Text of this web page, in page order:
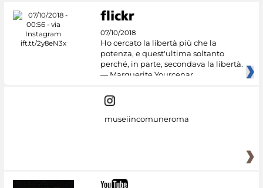
07/10/2018
Ho cercato la libertà più che la
potenza, e quest'ultima soltanto
perché, in parte, secondava la libertà.
— Marguerite Yourcenar
museiincomuneroma